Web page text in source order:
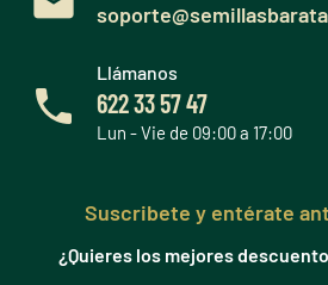
Llámanos
622 33 57 47
Lun - Vie de 09:00 a 17:00
Suscribete y entérate
¿Quieres los mejores